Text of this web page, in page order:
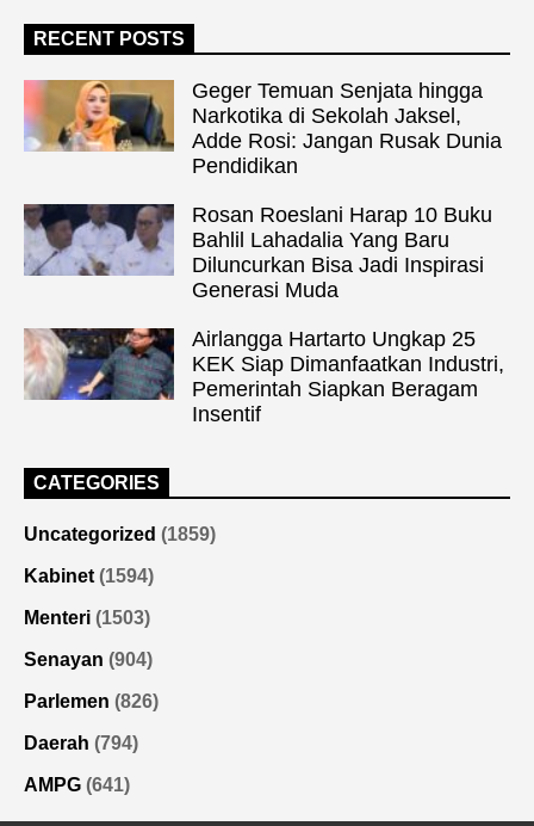
RECENT POSTS
Geger Temuan Senjata hingga
Narkotika di Sekolah Jaksel,
Adde Rosi: Jangan Rusak Dunia
Pendidikan
Rosan Roeslani Harap 10 Buku
Bahlil Lahadalia Yang Baru
Diluncurkan Bisa Jadi Inspirasi
Generasi Muda
Airlangga Hartarto Ungkap 25
KEK Siap Dimanfaatkan Industri,
Pemerintah Siapkan Beragam
Insentif
CATEGORIES
Uncategorized (1859)
Kabinet (1594)
Menteri (1503)
Senayan (904)
Parlemen (826)
Daerah (794)
AMPG (641)